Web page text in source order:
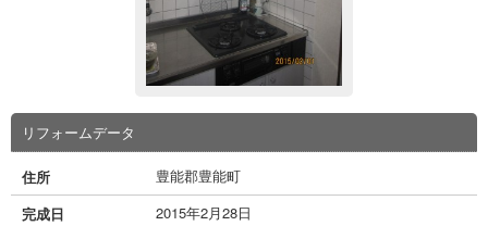
リフォームデータ
住所
豊能郡豊能町
完成日
2015年2月28日